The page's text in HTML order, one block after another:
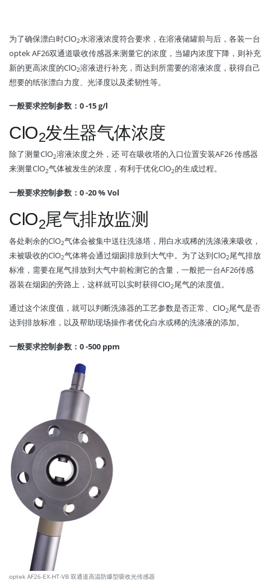
为了确保漂白时ClO2水溶液浓度符合要求，在溶液储罐前与后，各装一台
optek AF26双通道吸收传感器来测量它的浓度，当罐内浓度下降，则补充
新的更高浓度的ClO2溶液进行补充，而达到所需要的溶液浓度，获得自己
想要的纸张漂白力度、光泽度以及柔韧性等。
一般要求控制参数：0 -15 g/l
ClO2发生器气体浓度
除了测量ClO2溶液浓度之外，还 可在吸收塔的入口位置安装AF26 传感器
来测量ClO2气体被发生的浓度，有利于优化ClO2的生成过程。
一般要求控制参数：0 -20 % Vol
ClO2尾气排放监测
各处剩余的ClO2气体会被集中送往洗涤塔，用白水或稀的洗涤液来吸收，
未被吸收的ClO2气体将会通过烟囱排放到大气中。为了达到ClO2尾气排放
标准，需要在尾气排放到大气中前检测它的含量，一般把一台AF26传感
器装在烟囱的旁路上，这样就可以实时获得ClO2尾气的浓度值。
通过这个浓度值，就可以判断洗涤器的工艺参数是否正常、ClO2尾气是否
达到排放标准，以及帮助现场操作者优化白水或稀的洗涤液的添加。
一般要求控制参数：0 -500 ppm
optek AF26-EX-HT-VB 双通道高温防爆型吸收光传感器